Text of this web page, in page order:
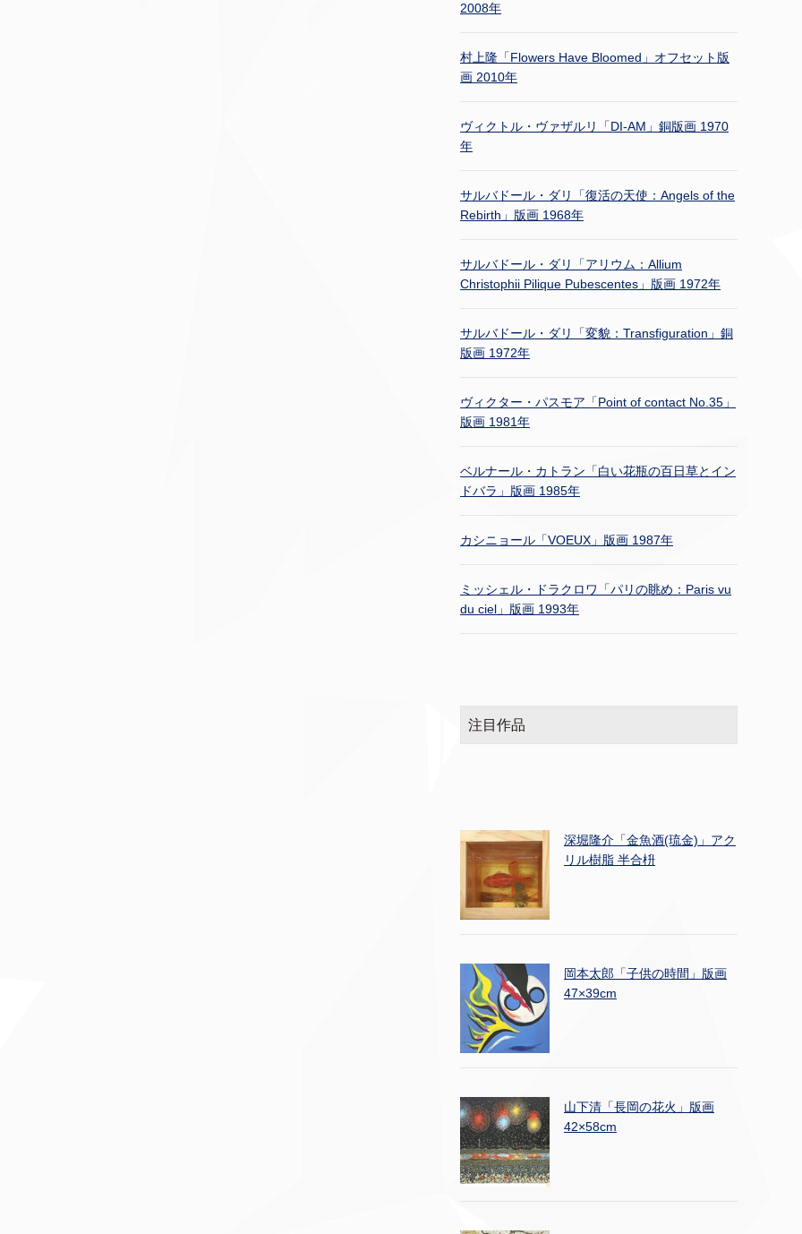
2008年
村上隆「Flowers Have Bloomed」オフセット版
画 2010年
ヴィクトル・ヴァザルリ「DI-AM」銅版画 1970
年
サルバドール・ダリ「復活の天使：Angels of the
Rebirth」版画 1968年
サルバドール・ダリ「アリウム：Allium
Christophii Pilique Pubescentes」版画 1972年
サルバドール・ダリ「変貌：Transfiguration」銅
版画 1972年
ヴィクター・パスモア「Point of contact No.35」
版画 1981年
ベルナール・カトラン「白い花瓶の百日草とイン
ドバラ」版画 1985年
カシニョール「VOEUX」版画 1987年
ミッシェル・ドラクロワ「パリの眺め：Paris vu
du ciel」版画 1993年
注目作品
深堀隆介「金魚酒(琉金)」アク
リル樹脂 半合枡
岡本太郎「子供の時間」版画
47×39cm
山下清「長岡の花火」版画
42×58cm